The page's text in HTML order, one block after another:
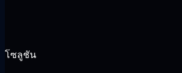
โซลูชัน